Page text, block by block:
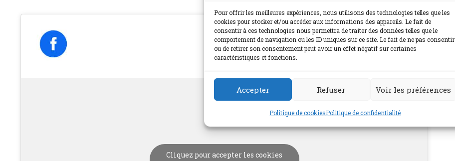
Pour offrir les meilleures expériences, nous utilisons des technologies telles que les
cookies pour stocker et/ou accéder aux informations des appareils. Le fait de
consentir à ces technologies nous permettra de traiter des données telles que le
comportement de navigation ou les ID uniques sur ce site. Le fait de ne pas consentir
ou de retirer son consentement peut avoir un effet négatif sur certaines
caractéristiques et fonctions.
Accepter Refuser Voir les préférences
Politique de cookiesPolitique de confidentialité
Cliquez pour accepter les cookies